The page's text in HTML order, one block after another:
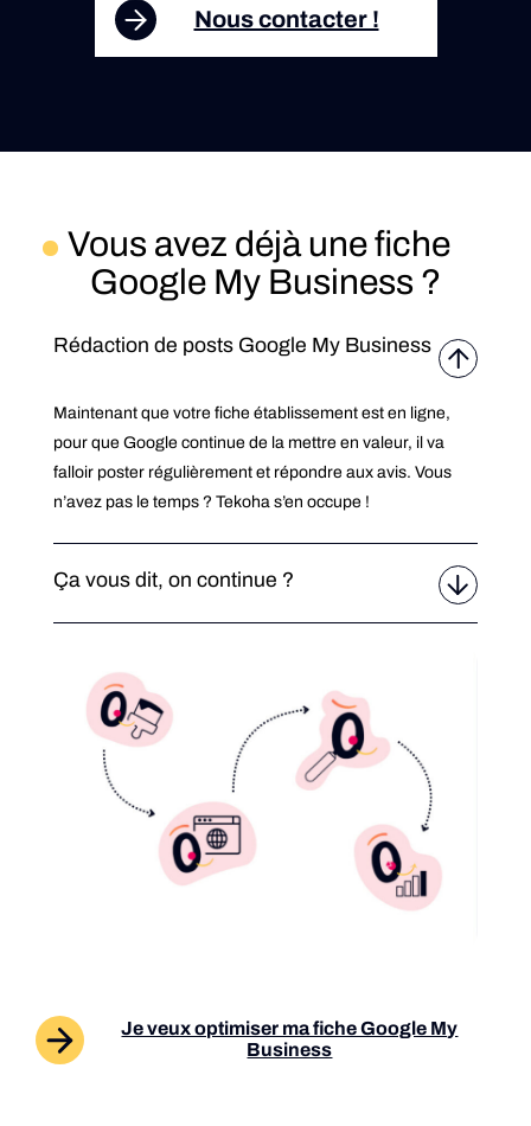
Nous contacter !
Vous avez déjà une fiche
Google My Business ?
Rédaction de posts Google My Business
Maintenant que votre fiche établissement est en ligne,
pour que Google continue de la mettre en valeur, il va
falloir poster régulièrement et répondre aux avis. Vous
n’avez pas le temps ? Tekoha s’en occupe !
Ça vous dit, on continue ?
Je veux optimiser ma fiche Google My
Business